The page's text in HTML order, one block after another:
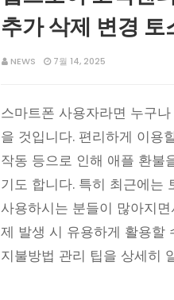
추가 삭제 변경 토
NEWS 7월 14, 2025
스마트폰 사용자라면 누구
을 것입니다. 편리하게 이용
작동 등으로 인해 애플 환불
기도 합니다. 특히 최근에는
사용하시는 분들이 많아지
제 발생 시 유용하게 활용할
지불방법 관리 팁을 상세히